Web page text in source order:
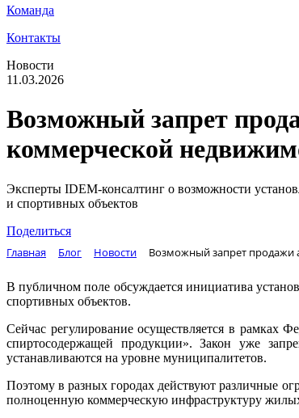
Команда
Контакты
Новости
11.03.2026
Возможный запрет
коммерческой
Эксперты IDEM-консалтинг о возможности
и спортивных объектов
Поделиться
Главная Блог Новости Возможный запрет продажи
В публичном поле обсуждается инициатива
спортивных объектов.
Сейчас регулирование осуществляется в рамках
спиртосодержащей продукции». Закон уже
устанавливаются на уровне муниципалитетов.
Поэтому в разных городах действуют различные
полноценную коммерческую инфраструктуру